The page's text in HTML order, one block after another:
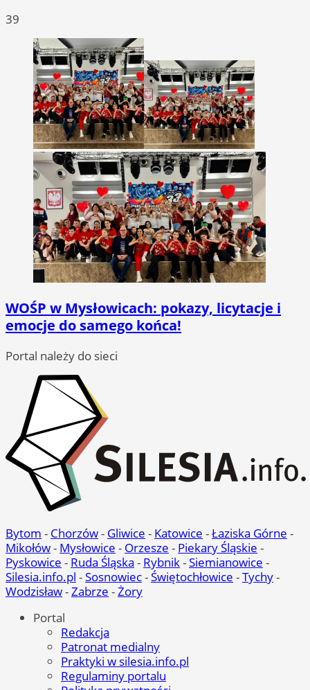
39
WOŚP w Mysłowicach: pokazy, licytacje i
emocje do samego końca!
Portal należy do sieci
Bytom - Chorzów- Gliwice - Katowice -Łaziska Górne -
Mikołów- Mysłowice - Orzesze - Piekary Śląskie -
Pyskowice - Ruda Śląska - Rybnik-Siemianowice -
Silesia.info.pl -Sosnowiec-Świętochłowice -Tychy-
Wodzisław-Zabrze -Żory
Portal
Redakcja
Patronat medialny
Praktyki w silesia.info.pl
Regulaminy portalu